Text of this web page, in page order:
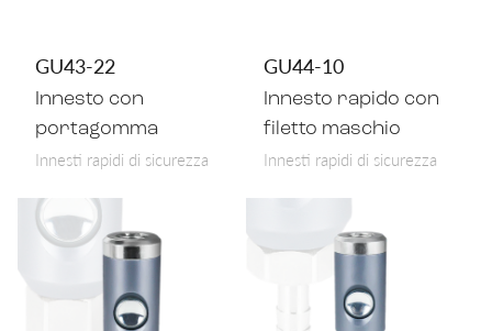
GU43-22
Innesto con
portagomma
Innesti rapidi di sicurezza
GU44-10
Innesto rapido con
filetto maschio
Innesti rapidi di sicurezza